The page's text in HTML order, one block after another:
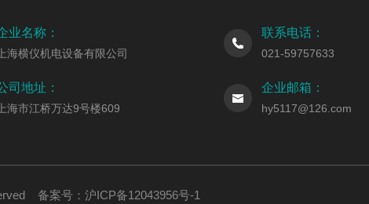
业名称：
上海横仪机电设备有限公司
联系电话：
021-59757633
司地址：
上海市江桥万达9号楼609
企业邮箱：
hy5117@126.com
备案号： 沪ICP备12043956号-1